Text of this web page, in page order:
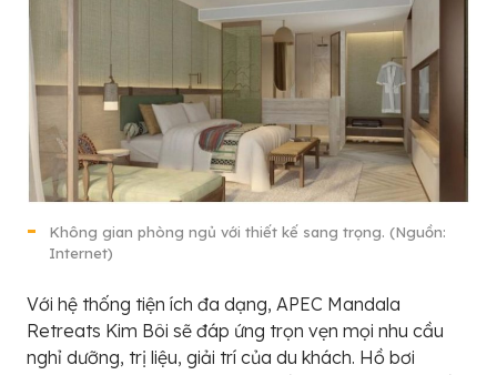
Không gian phòng ngủ với thiết kế sang trọng. (Nguồn:
Internet)
Với hệ thống tiện ích đa dạng, APEC Mandala
Retreats Kim Bôi sẽ đáp ứng trọn vẹn mọi nhu cầu
nghỉ dưỡng, trị liệu, giải trí của du khách. Hồ bơi